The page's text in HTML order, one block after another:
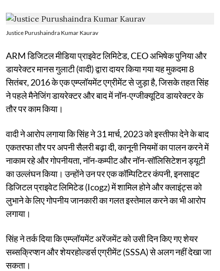
Justice Purushaindra Kumar Kaurav
ARM डिजिटल मीडिया प्राइवेट लिमिटेड, CEO अभिषेक पुनिया और
डायरेक्टर मानस गुलाटी (वादी) द्वारा दायर किया गया यह मुकदमा 8
सितंबर, 2016 के एक एम्प्लॉयमेंट एग्रीमेंट से जुड़ा है, जिसके तहत सिंह
ने पहले मैनेजिंग डायरेक्टर और बाद में नॉन-एग्जीक्यूटिव डायरेक्टर के
तौर पर काम किया।
वादी ने आरोप लगाया कि सिंह ने 31 मार्च, 2023 को इस्तीफा देने के बाद
एकतरफा तौर पर अपनी सैलरी बढ़ा दी, कानूनी नियमों का पालन करने में
नाकाम रहे और गोपनीयता, नॉन-कम्पीट और नॉन-सॉलिसिटेशन ड्यूटी
का उल्लंघन किया। उन्होंने उन पर एक कॉम्पिटिटर कंपनी, इनसाइट
डिजिटल प्राइवेट लिमिटेड (Icogz) में शामिल होने और क्लाइंट्स को
लुभाने के लिए गोपनीय जानकारी का गलत इस्तेमाल करने का भी आरोप
लगाया।
सिंह ने तर्क दिया कि एम्प्लॉयमेंट अरेंजमेंट को उसी दिन किए गए शेयर
सब्सक्रिप्शन और शेयरहोल्डर्स एग्रीमेंट (SSSA) से अलग नहीं देखा जा
सकता।